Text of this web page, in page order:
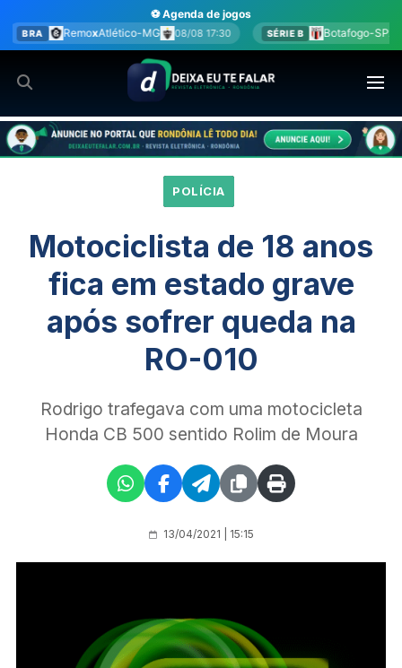
para
o
conteúdo
⚽ Agenda de jogos
MG
08/08 17:30 SÉRIE B Botafogo-SP América-MG 08/08 17:30
POLÍCIA
Motociclista de 18 anos
fica em estado grave
após sofrer queda na
RO-010
Rodrigo trafegava com uma motocicleta
Honda CB 500 sentido Rolim de Moura
13/04/2021 | 15:15